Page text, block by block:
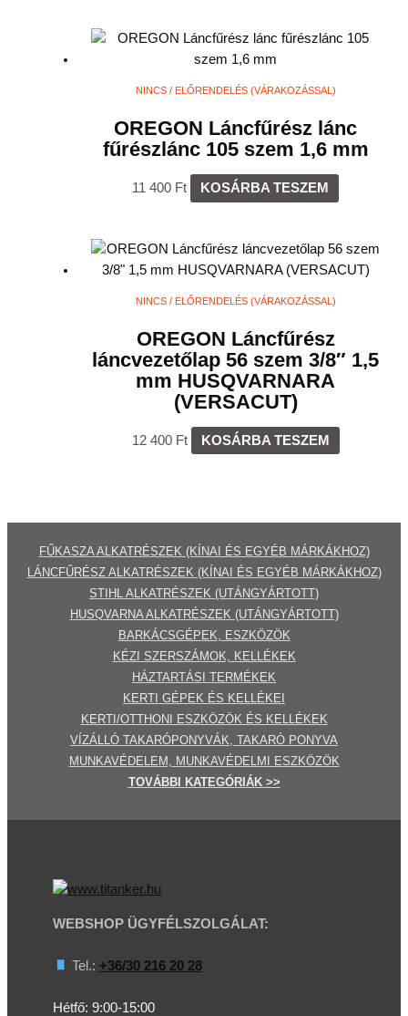
NINCS / ELŐRENDELÉS (VÁRAKOZÁSSAL)
OREGON Láncfűrész lánc
fűrészlánc 105 szem 1,6 mm
11 400 Ft KOSÁRBA TESZEM
NINCS / ELŐRENDELÉS (VÁRAKOZÁSSAL)
OREGON Láncfűrész
láncvezetőlap 56 szem 3/8″ 1,5
mm HUSQVARNARA
(VERSACUT)
12 400 Ft KOSÁRBA TESZEM
FŰKASZA ALKATRÉSZEK (KÍNAI ÉS EGYÉB MÁRKÁKHOZ)
LÁNCFŰRÉSZ ALKATRÉSZEK (KÍNAI ÉS EGYÉB MÁRKÁKHOZ)
STIHL ALKATRÉSZEK (UTÁNGYÁRTOTT)
HUSQVARNA ALKATRÉSZEK (UTÁNGYÁRTOTT)
BARKÁCSGÉP EK
ESZKÖZÖK
KÉZI SZERSZÁMOK, KELLÉKEK
HÁZTARTÁSI TERMÉKEK
KERTI GÉPE K ÉS KELLÉKEI
KERTI/OTTHONI ESZKÖZÖK ÉS KELLÉKEK
VÍZÁLLÓ TAKARÓPONYVÁK, TAKARÓ PONYVA
MUNKAVÉDELEM, MUNKAVÉDELMI ESZKÖZÖK
TOVÁBBI
KATEGÓRI ÁK >>
WEBSHOP ÜGYFÉLSZOLGÁLAT:
Tel.: +36/30 216 20 28
Hétfő: 9:00-15:00